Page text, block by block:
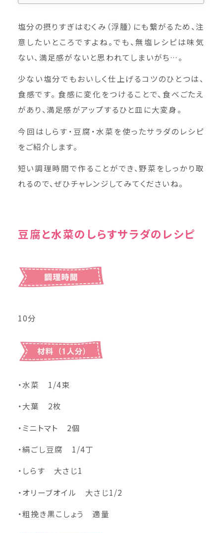
塩分の摂りすぎはむくみ（浮腫）にも繋がるため、注
意したいところですよね。でも、無塩レシピは味気
ない、満足感がないと思われてしまいがち…。
少ない塩分でもおいしく仕上げるコツのひとつは、
食感です。 食感に変化をつけることで、食べごたえ
があり、満足感がアップするひと皿に大変身。
今回はしらす・豆腐・水菜を使ったサラダのレシピ
をご紹介します。
短い調理時間で作ることができ、野菜をしっかり取
れるので、ぜひチャレンジしてみてくださいね。
豆腐と水菜のしらすサラダのレシピ
10分
・水菜 1/4束
・大葉 2枚
・ミニトマト 2個
・絹ごし豆腐 1/4丁
・しらす 大さじ1
・オリーブオイル 大さじ1/2
・粗挽き黒こしょう 適量